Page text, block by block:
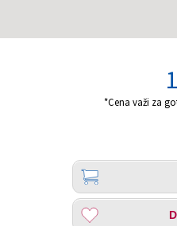
*Cena važi za
Količina
Dodaj
korpu
Dodaj